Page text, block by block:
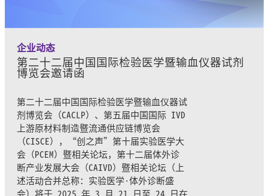
企业动态
第二十二届中国国际检验医学暨输血仪器试剂
博览会邀请函
第二十二届中国国际检验医学暨输血仪器试
剂博览会（CACLP）、第五届中国国际 IVD
上游原材料制造暨流通供应链博览会
（CISCE），“创之声”第十届实验医学大
会（PCEM）暨相关论坛，第十二届体外诊
断产业发展大会（CAIVD）暨相关论坛（上
述活动合并总称：实验医学·体外诊断盛
会）将于 2025 年 3 月 21 日至 24 日在